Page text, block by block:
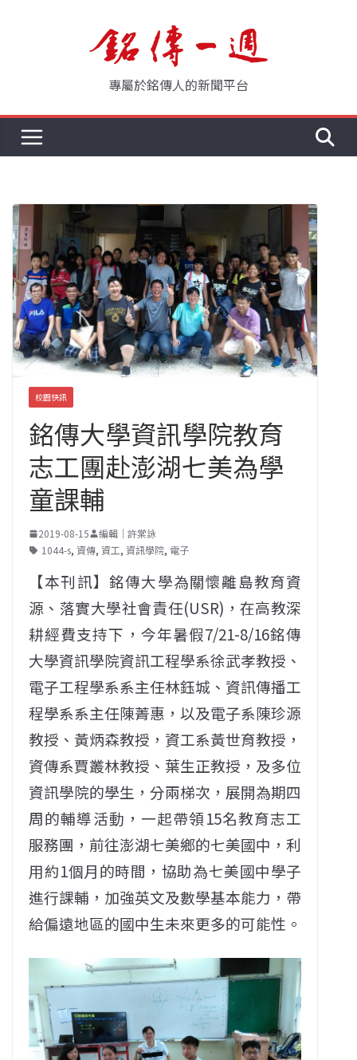
專屬於銘傳人的新聞平台
校園快訊
銘傳大學資訊學院教育
志工團赴澎湖七美為學
童課輔
2019-08-15
編輯｜許棠詠
1044-s, 資傳, 資工, 資訊學院, 電子
【本刊訊】銘傳大學為關懷離島教育資
源、落實大學社會責任(USR)，在高教深
耕經費支持下，今年暑假7/21-8/16銘傳
大學資訊學院資訊工程學系徐武孝教授、
電子工程學系系主任林鈺城、資訊傳播工
程學系系主任陳菁惠，以及電子系陳珍源
教授、黃炳森教授，資工系黃世育教授，
資傳系賈叢林教授、葉生正教授，及多位
資訊學院的學生，分兩梯次，展開為期四
周的輔導活動，一起帶領15名教育志工
服務團，前往澎湖七美鄉的七美國中，利
用約1個月的時間，協助為七美國中學子
進行課輔，加強英文及數學基本能力，帶
給偏遠地區的國中生未來更多的可能性。